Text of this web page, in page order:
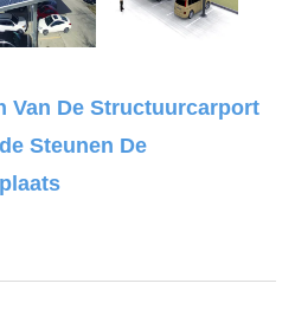
Van De Structuurcarport
Steunen De